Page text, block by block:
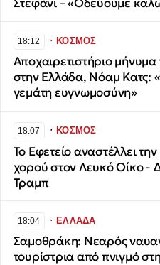
Στεφάνι – «Οδεύουμε
18:12 ∙ΚΟΣΜΟΣ
Αποχαιρετιστήριο
στην Ελλάδα, Νόαμ Κατς:
γεμάτη ευγνωμοσύνη»
18:07 ∙ΚΟΣΜΟΣ
Το Εφετείο αναστέλλει
χορού στον Λευκό Οίκο -
Τραμπ
18:04 ∙ΕΛΛΑΔΑ
Σαμοθράκη: Νεαρός
τουρίστρια από πνιγμό